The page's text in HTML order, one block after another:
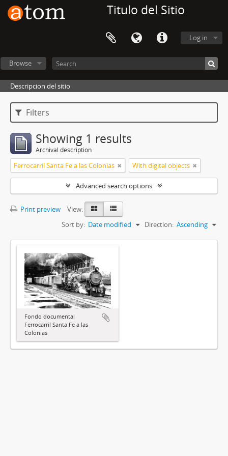
Titulo del Sitio
Log in
Browse
Descripcion del sitio
Filters
Showing 1 results
Archival description
Ferrocarril Santa Fe a las Colonias With digital objects
Advanced search options
Print preview
View:
Sort by: Date modified Direction: Ascending
Fondo documental
Ferrocarril Santa Fe a las
Colonias